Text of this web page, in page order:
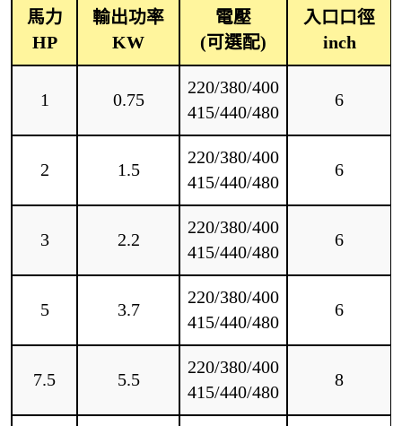
馬力
HP
輸出功率
KW
電壓
(可選配)
入口口徑
inch
1 0.75
220/380/400
415/440/480
6
2 1.5
220/380/400
415/440/480
6
3 2.2
220/380/400
415/440/480
6
5 3.7
220/380/400
415/440/480
6
7.5 5.5
220/380/400
415/440/480
8